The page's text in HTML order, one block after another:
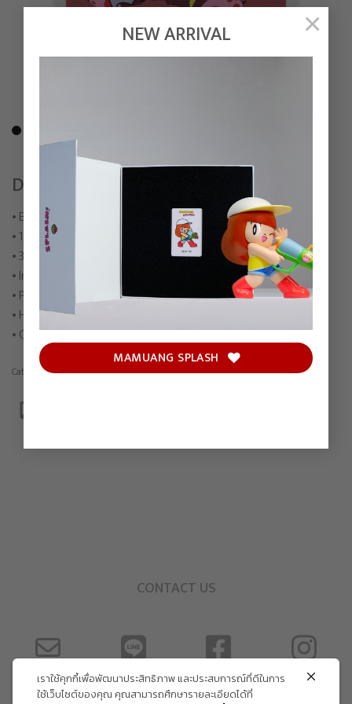
NEW ARRIVAL
MAMUANG SPLASH
×
DOD – SCREEN PRINT
• Edition of 25
• 15 Colours Hand-Pulled Screen Print
• 350 gsm Papermilk
• Image Size : 45 x 55 cm
• Paper Size : 50 x 65 cm
• Hand signed and numbered by
• Comes with COA
Category:Print
CONTACT US
เราใช้คุกกี้เพื่อพัฒนาประสิทธิภาพ และประสบการณ์ที่ดีในการ
ใช้เว็บไซต์ของคุณ คุณสามารถศึกษารายละเอียดได้ที่